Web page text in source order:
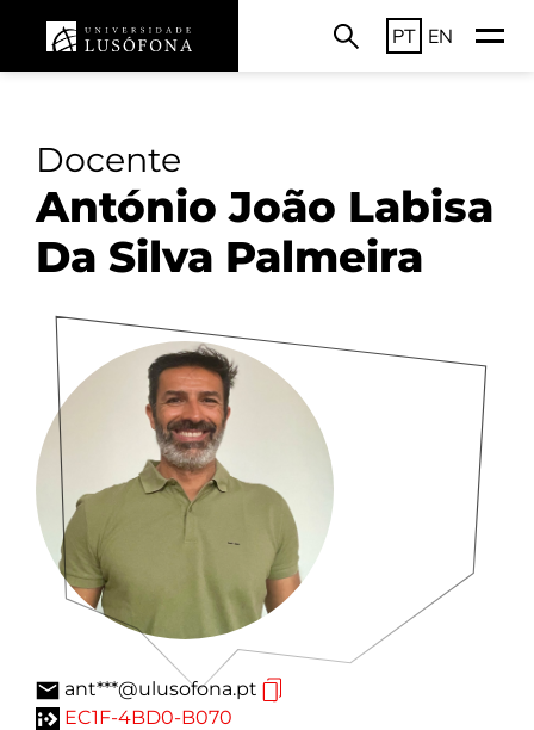
PT EN
Docente
António João Labisa
Da Silva Palmeira
ant***@ulusofona.pt
EC1F-4BD0-B070